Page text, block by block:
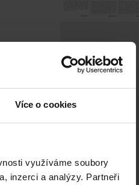
Více o cookies
využíváme soubory
inzerci a analýzy. Partneři